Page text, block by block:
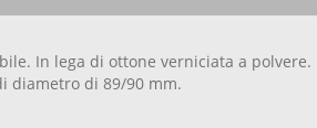
In lega di ottone verniciata a
diametro di 89/90 mm.